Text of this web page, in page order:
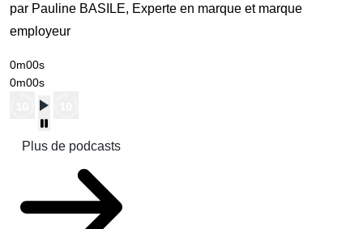
par Pauline BASILE, Experte en marque et marque
employeur
0m00s
0m00s
Plus de podcasts